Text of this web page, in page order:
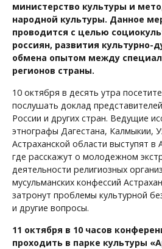
министерство культуры и
народной культуры. Данное
проводится с целью
россиян, развития культурно-
обмена опытом между
регионов страны.
10 октября в десять утра
послушать доклад
России и других стран. Ведущие
этнографы Дагестана, Калмыкии,
Астраханской области выступят в
где расскажут о молодежном
деятельности религиозных
мусульманских конфессий
затронут проблемы культурной
и другие вопросы.
11 октября в 10 часов
проходить в парке культуры